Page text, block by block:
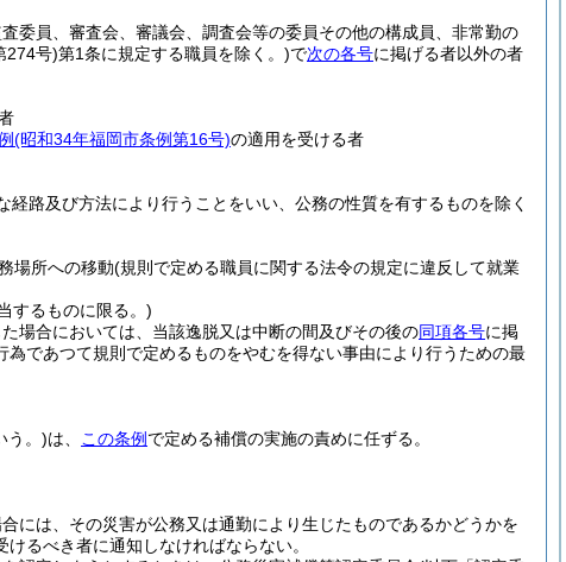
委員、審査会、審議会、調査会等の委員その他の構成員、非常勤の
274号)第1条に規定する職員を除く。)で次の各号に掲げる者以外の者
(昭和34年福岡市条例第16号)の適用を受ける者
路及び方法により行うことをいい、公務の性質を有するものを除く
場所への移動(規則で定める職員に関する法令の規定に違反して就業
するものに限る。)
場合においては、当該逸脱又は中断の間及びその後の同項各号に掲
であつて規則で定めるものをやむを得ない事由により行うための最
う。)は、 この条例 で定める補償の実施の責めに任ずる。
には、その災害が公務又は通勤により生じたものであるかどうかを
るべき者に通知しなければならない。